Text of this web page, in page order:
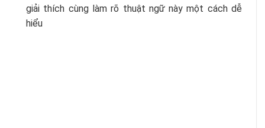
giải thích cùng làm rõ thuật ngữ này một cách dễ
hiểu